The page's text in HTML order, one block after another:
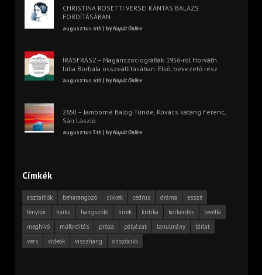
CHRISTINA ROSETTI VERSEI KÁNTÁS BALÁZS
FORDÍTÁSÁBAN
augusztus 6th | byNapút Online
ÍRÁSFRÁSZ – Magánszociográfiák 1956-ról Horváth
Júlia Borbála összeállításában. Első, bevezető rész
augusztus 6th | byNapút Online
2650 – Jámborné Balog Tünde, Kovács katáng Ferenc,
Sári László
augusztus 5th | byNapút Online
Címkék
asztalfiók beharangozó cikkek cédrus dráma
esszé
fénykör
haiku hangszóló hírek kritika körkérdés
levélfa
meghívó
műfordítás próza pályázat tanulmány
tárlat
vers
videók visszhang önszócikk